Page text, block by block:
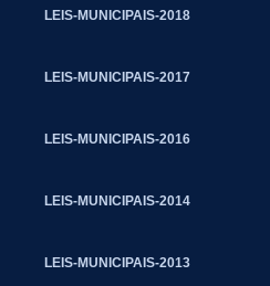
LEIS-MUNICIPAIS-2018
LEIS-MUNICIPAIS-2017
LEIS-MUNICIPAIS-2016
LEIS-MUNICIPAIS-2014
LEIS-MUNICIPAIS-2013